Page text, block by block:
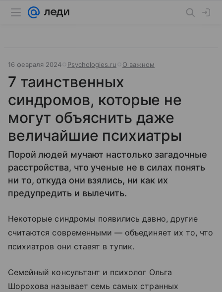
16 февраля 2024 Psychologies.ru О важном
7 таинственных
синдромов, которые не
могут объяснить даже
величайшие психиатры
Порой людей мучают настолько загадочные
расстройства, что ученые не в силах понять
ни то, откуда они взялись, ни как их
предупредить и вылечить.
Некоторые синдромы появились давно, другие
считаются современными — объединяет их то, что
психиатров они ставят в тупик.
Семейный консультант и психолог Ольга
Шорохова называет семь самых странных